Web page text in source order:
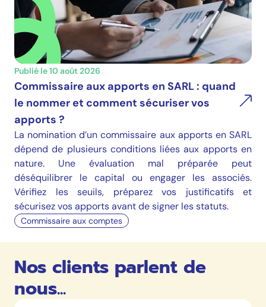
Publié le 10 août 2026
Commissaire aux apports en SARL : quand
le nommer et comment sécuriser vos
apports ?
La nomination d’un commissaire aux apports en SARL
dépend de plusieurs conditions liées aux apports en
nature. Une évaluation mal préparée peut
déséquilibrer le capital ou engager les associés.
Vérifiez les seuils, préparez vos justificatifs et
sécurisez vos apports avant de signer les statuts.
Commissaire aux comptes
Nos clients parlent de
nous...